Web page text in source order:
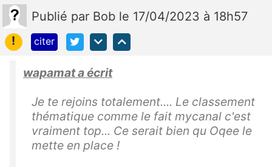
Publié par Bob le 17/04/2023 à 18h57
!
citer
wapamat a écrit
Je te rejoins totalement.... Le classement
thématique comme le fait mycanal c'est
vraiment top... Ce serait bien qu Oqee le
mette en place !